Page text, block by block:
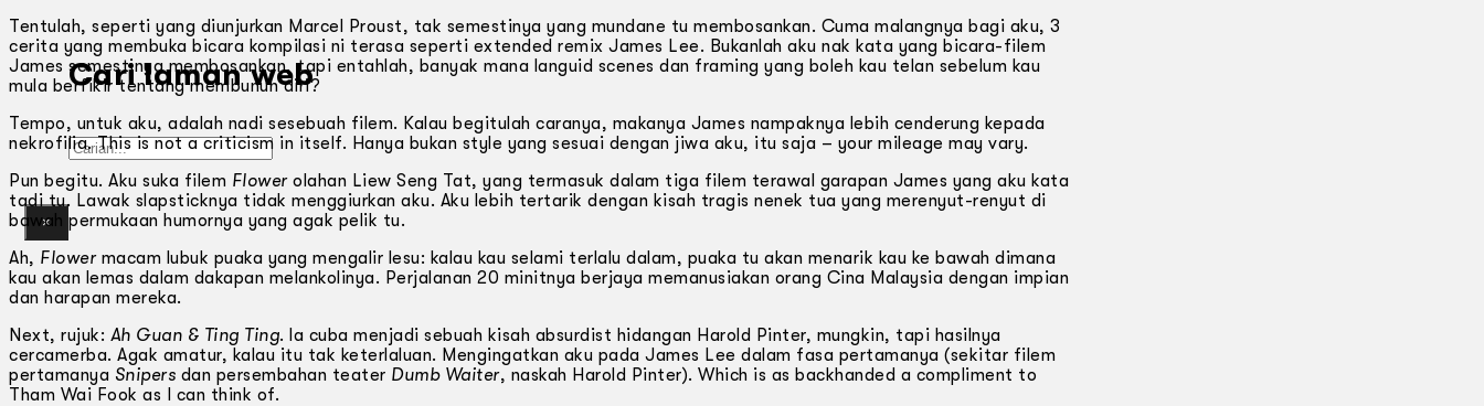
Cari laman web
Gelintar
×
Tentulah, seperti yang diunjurkan Marcel Proust, tak semestinya yang mundane tu membosankan. Cuma malangnya bagi aku, 3
cerita yang membuka bicara kompilasi ni terasa seperti extended remix James Lee. Bukanlah aku nak kata yang bicara-filem
James semestinya membosankan, tapi entahlah, banyak mana languid scenes dan framing yang boleh kau telan sebelum kau
mula berfikir tentang membunuh diri?
Tempo, untuk aku, adalah nadi sesebuah filem. Kalau begitulah caranya, makanya James nampaknya lebih cenderung kepada
nekrofilia. This is not a criticism in itself. Hanya bukan style yang sesuai dengan jiwa aku, itu saja – your mileage may vary.
Pun begitu. Aku suka filem Flowerolahan Liew Seng Tat, yang termasuk dalam tiga filem terawal garapan James yang aku kata
tadi tu. Lawak slapsticknya tidak menggiurkan aku. Aku lebih tertarik dengan kisah tragis nenek tua yang merenyut-renyut di
bawah permukaan humornya yang agak pelik tu.
Ah, Flowermacam lubuk puaka yang mengalir lesu: kalau kau selami terlalu dalam, puaka tu akan menarik kau ke bawah dimana
kau akan lemas dalam dakapan melankolinya. Perjalanan 20 minitnya berjaya memanusiakan orang Cina Malaysia dengan impian
dan harapan mereka.
Next, rujuk: Ah Guan & Ting Ting. la cuba menjadi sebuah kisah absurdist hidangan Harold Pinter, mungkin, tapi hasilnya
cercamerba. Agak amatur, kalau itu tak keterlaluan. Mengingatkan aku pada James Lee dalam fasa pertamanya (sekitar filem
pertamanya Snipers dan persembahan teater Dumb Waiter, naskah Harold Pinter). Which is as backhanded a compliment to
Tham Wai Fook as I can think of.